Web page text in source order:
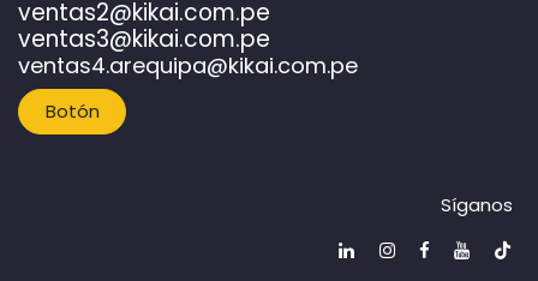
ventas2@kikai.com.pe
ventas3@kikai.com.pe
ventas4.arequipa@kikai.com.pe
Botón
Síganos